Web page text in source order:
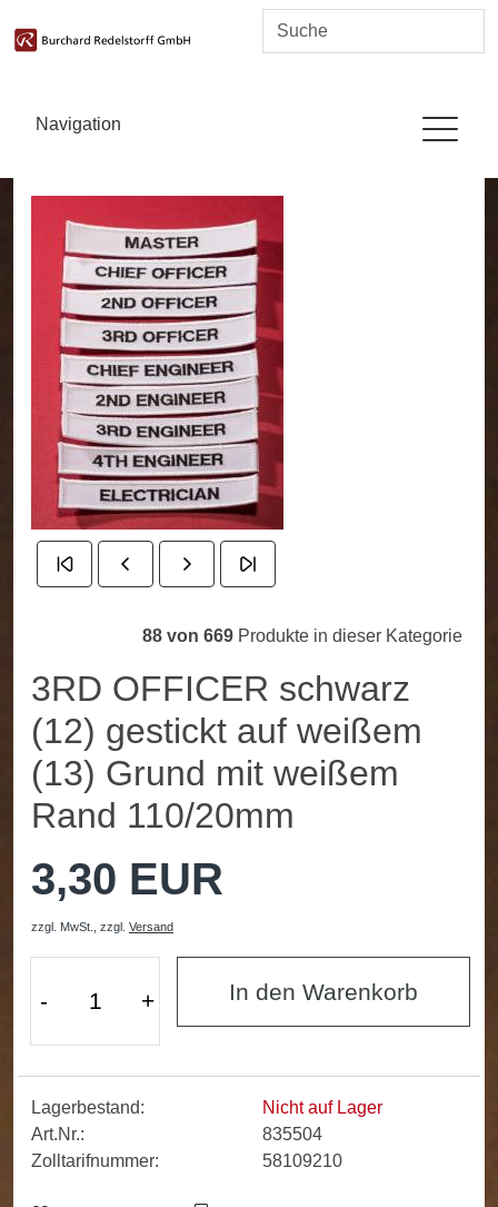
Navigation
88 von 669 Produkte in dieser Kategorie
3RD OFFICER schwarz
(12) gestickt auf weißem
(13) Grund mit weißem
Rand 110/20mm
3,30 EUR
zzgl. MwSt., zzgl. Versand
- + In den Warenkorb
Lagerbestand:
Nicht auf Lager
Art.Nr.:
835504
Zolltarifnummer:
58109210